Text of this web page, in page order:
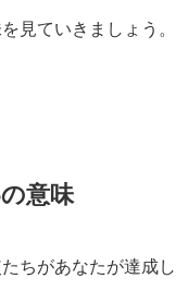
見ていきましょう。
意味
ちがあなたが達成し